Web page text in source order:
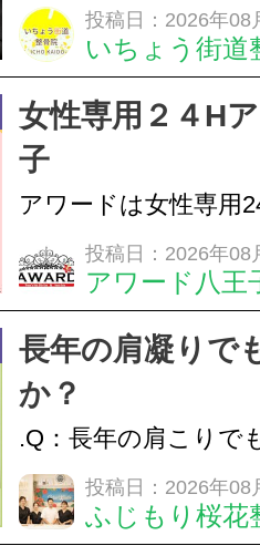
ありませんか？無意
は、顎の痛みや疲れ
フェイスラインの張
のこわばり・頭痛や
ながることがありま
投稿日：2026年08
いちょう街道
女性専用２４H
子
アワードは女性専用
フエステを 思いっ
開催中
投稿日：2026年08
アワード八王
24時間ジム&
脱毛
長年の肩凝りで
か？
.Q：長年の肩こりで
か？A：はい、お任
性的な肩こりの原因
投稿日：2026年08
ふじもり桜花